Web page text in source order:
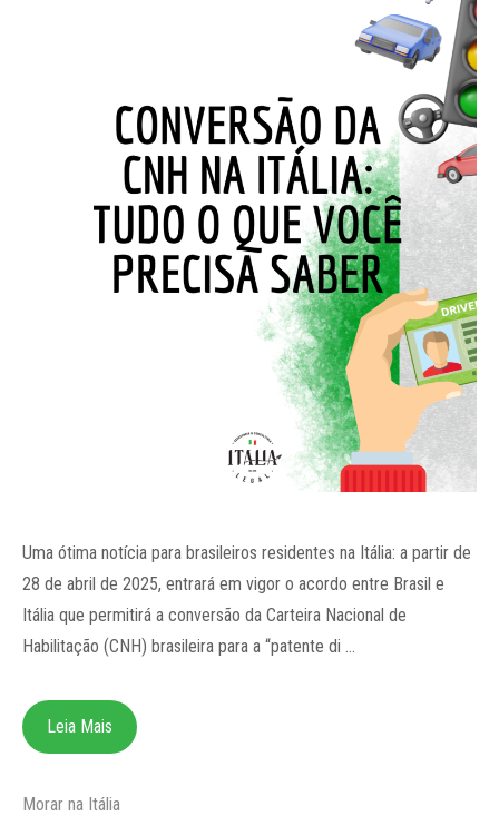
Uma ótima notícia para brasileiros residentes na Itália: a partir de
28 de abril de 2025, entrará em vigor o acordo entre Brasil e
Itália que permitirá a conversão da Carteira Nacional de
Habilitação (CNH) brasileira para a “patente di …
Leia Mais
Categorias
Morar na Itália